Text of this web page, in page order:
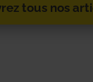
tous nos